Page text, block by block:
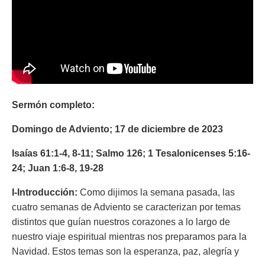
Sermón completo:
Domingo de Adviento; 17 de diciembre de 2023
Isaías 61:1-4, 8-11; Salmo 126; 1 Tesalonicenses 5:16-
24; Juan 1:6-8, 19-28
I-Introducción: Como dijimos la semana pasada, las
cuatro semanas de Adviento se caracterizan por temas
distintos que guían nuestros corazones a lo largo de
nuestro viaje espiritual mientras nos preparamos para la
Navidad. Estos temas son la esperanza, paz, alegría y